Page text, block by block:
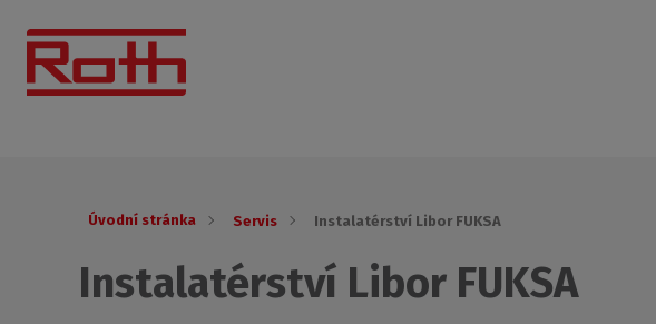
Úvodní stránka Servis Instalatérství Libor FUKSA
Instalatérství Libor FUKSA